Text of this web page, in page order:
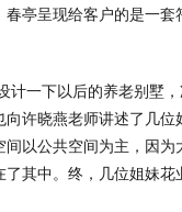
亭呈现给客户的是一
一下以后的养老别墅
许晓燕老师讲述了几
以公共空间为主，因
其中。终，几位姐妹花